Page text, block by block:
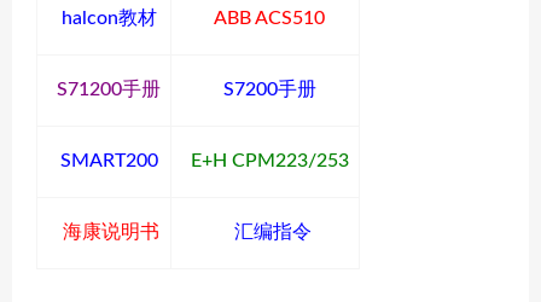
halcon教材 ABB ACS510
S71200手册 S7200手册
SMART200 E+H CPM223/253
海康说明书 汇编指令